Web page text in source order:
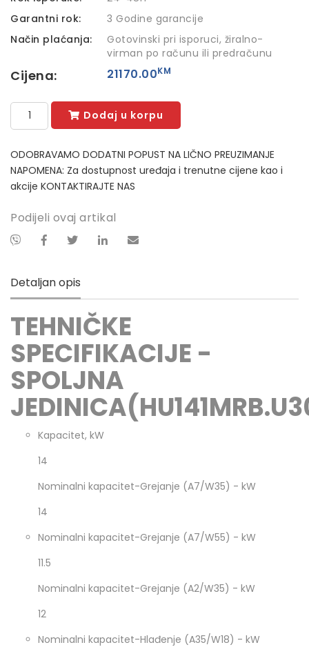
Garantni rok:
3 Godine garancije
Način plaćanja:
Gotovinski pri isporuci, žiralno-
virman po računu ili predračunu
Cijena: 21170.00KM
Dodaj u korpu
ODOBRAVAMO DODATNI POPUST NA LIČNO PREUZIMANJE
NAPOMENA: Za dostupnost uređaja i trenutne cijene kao i
akcije KONTAKTIRAJTE NAS
Podijeli ovaj artikal
Detaljan opis
TEHNIČKE
SPECIFIKACIJE -
SPOLJNA
Kapacitet, kW
14
Nominalni kapacitet-Grejanje (A7/W35) - kW
14
Nominalni kapacitet-Grejanje (A7/W55) - kW
11.5
Nominalni kapacitet-Grejanje (A2/W35) - kW
12
Nominalni kapacitet-Hlađenje (A35/W18) - kW